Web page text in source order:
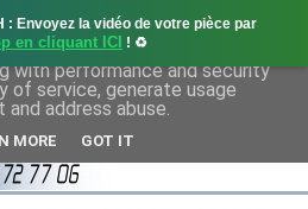
: Envoyez la vidéo de votre pièce par
en cliquant ICI ! ♻️
Google to deliver its services
IP address and user-agent are
with performance and security
of service, generate usage
address abuse.
MORE GOT IT